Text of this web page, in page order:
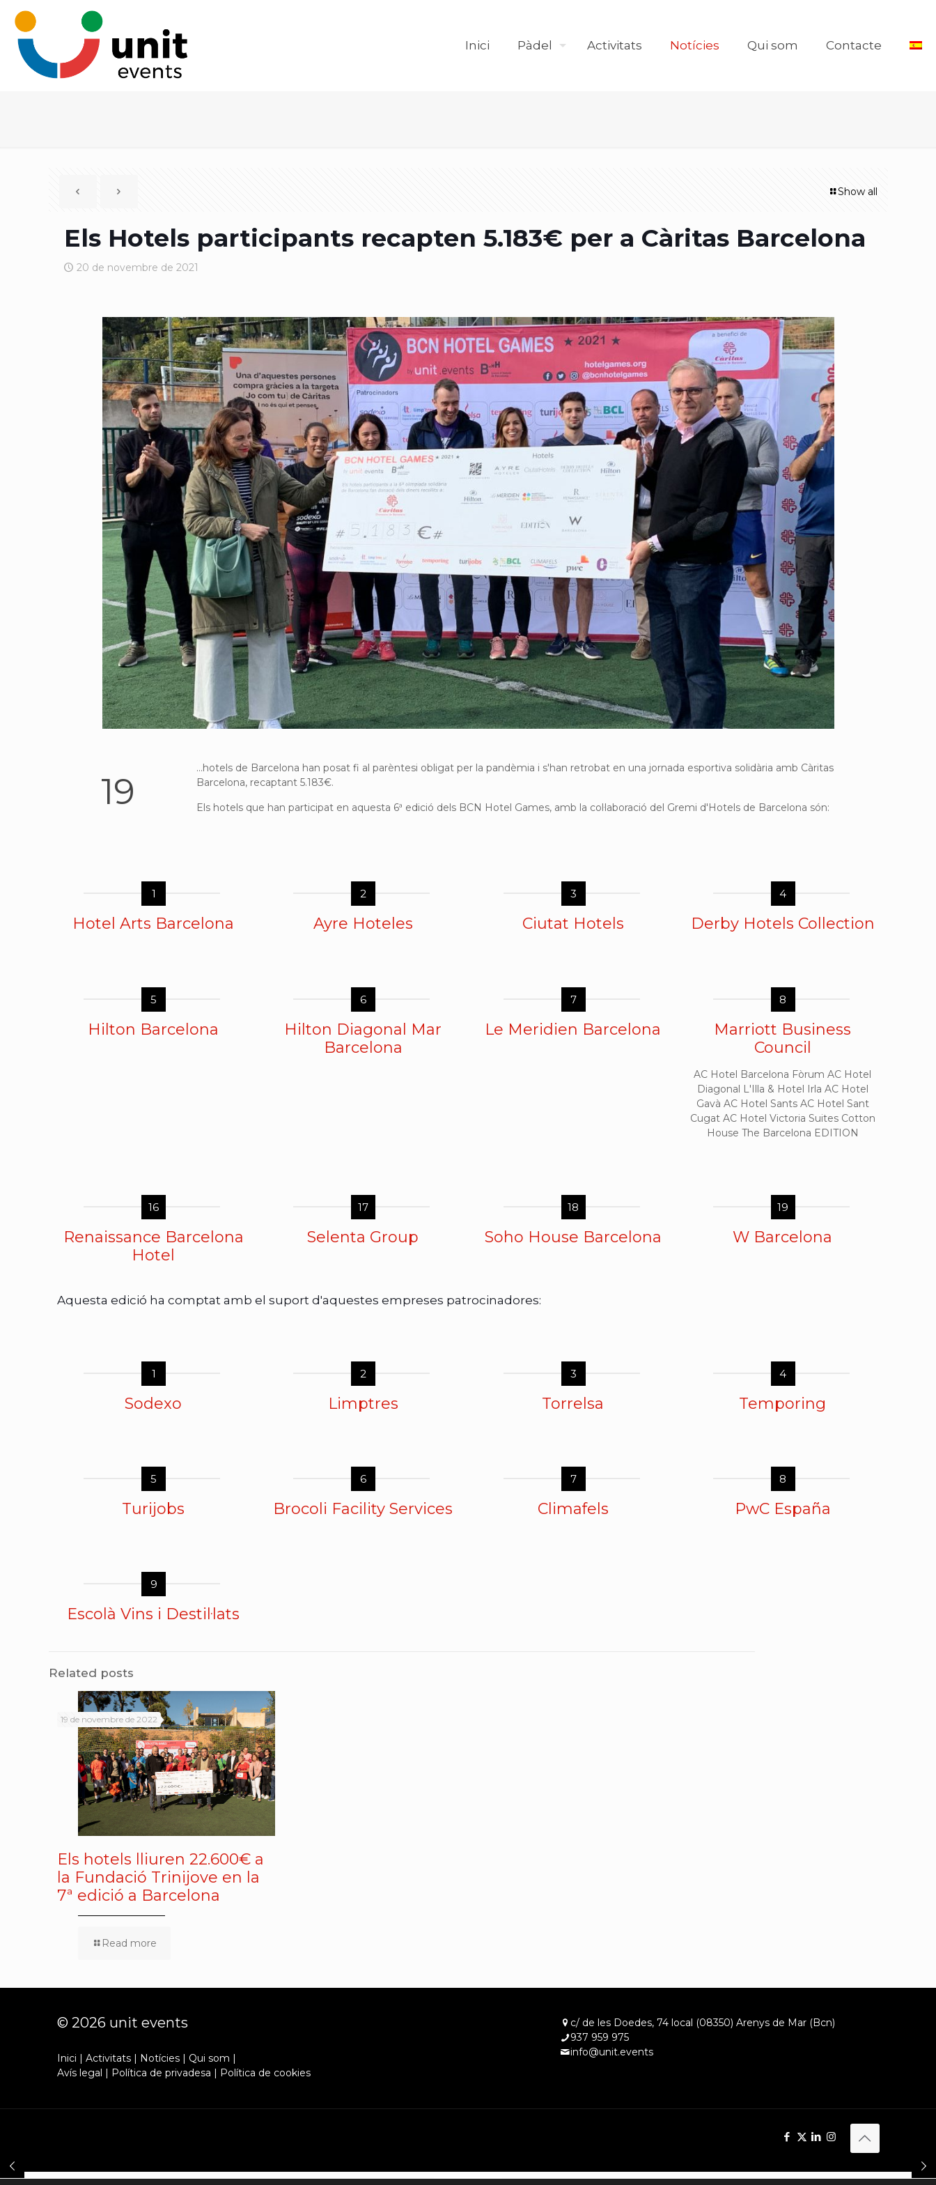
Inici Pàdel Activitats Notícies Qui som Contacte
Show all
Els Hotels participants recapten 5.183€ per a Càritas Barcelona
20 de novembre de 2021
19
...hotels de Barcelona han posat fi al parèntesi obligat per la pandèmia i s'han retrobat en una jornada esportiva solidària amb Càritas
Barcelona, recaptant 5.183€.
Els hotels que han participat en aquesta 6ª edició dels BCN Hotel Games, amb la col·laboració del Gremi d'Hotels de Barcelona són:
1
Hotel Arts Barcelona
2
Ayre Hoteles
3
Ciutat Hotels
4
Derby Hotels Collection
5
Hilton Barcelona
6
Hilton Diagonal Mar
Barcelona
7
Le Meridien Barcelona
8
Marriott Business
Council
AC Hotel Barcelona Fòrum AC Hotel
Diagonal L'Illa & Hotel Irla AC Hotel
Gavà AC Hotel Sants AC Hotel Sant
Cugat AC Hotel Victoria Suites Cotton
House The Barcelona EDITION
16
Renaissance Barcelona
Hotel
17
Selenta Group
18
Soho House Barcelona
19
W Barcelona
Aquesta edició ha comptat amb el suport d'aquestes empreses patrocinadores:
1
Sodexo
2
Limptres
3
Torrelsa
4
Temporing
5
Turijobs
6
Brocoli Facility Services
7
Climafels
8
PwC España
9
Escolà Vins i Destil·lats
Related posts
19 de novembre de 2022
Els hotels lliuren 22.600€ a
la Fundació Trinijove en la
7ª edició a Barcelona
Read more
© 2026 unit events
Inici | Activitats| Notícies| Qui som |
Avís legal | Política de privadesa | Política de cookies
c/ de les Doedes, 74 local (08350) Arenys de Mar (Bcn)
937 959 975
info@unit.events